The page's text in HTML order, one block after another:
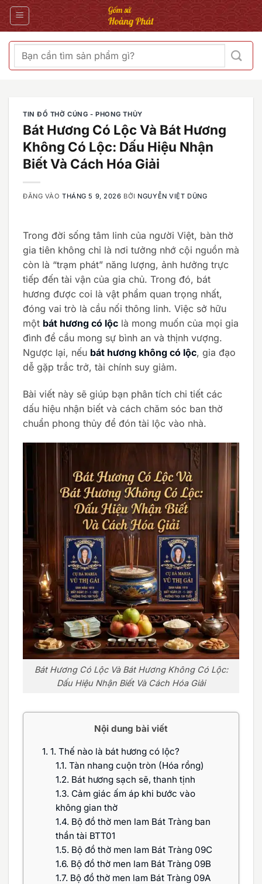
Bỏ
qua
Tìm
kiếm:
TIN ĐỒ THỜ CÚNG - PHONG THỦY
Bát Hương Có Lộc Và Bát Hương
Không Có Lộc: Dấu Hiệu Nhận
Biết Và Cách Hóa Giải
ĐĂNG VÀOTHÁNG 5 9, 2026 BỞI NGUYỄN VIỆT DŨNG
Trong đời sống tâm linh của người Việt, bàn thờ
gia tiên không chỉ là nơi tưởng nhớ cội nguồn mà
còn là “trạm phát” năng lượng, ảnh hưởng trực
tiếp đến tài vận của gia chủ. Trong đó, bát
hương được coi là vật phẩm quan trọng nhất,
đóng vai trò là cầu nối thông linh. Việc sở hữu
một bát hương có lộc là mong muốn của mọi gia
đình để cầu mong sự bình an và thịnh vượng.
Ngược lại, nếu bát hương không có lộc, gia đạo
dễ gặp trắc trở, tài chính suy giảm.
Bài viết này sẽ giúp bạn phân tích chi tiết các
dấu hiệu nhận biết và cách chăm sóc ban thờ
chuẩn phong thủy để đón tài lộc vào nhà.
Bát Hương Có Lộc Và Bát Hương Không Có Lộc:
Dấu Hiệu Nhận Biết Và Cách Hóa Giải
Nội dung bài viết
1. 1. Thế nào là bát hương có lộc?
1.1. Tàn nhang cuộn tròn (Hóa rồng)
1.2. Bát hương sạch sẽ, thanh tịnh
1.3. Cảm giác ấm áp khi bước vào
không gian thờ
1.4. Bộ đồ thờ men lam Bát Tràng ban
thần tài BTT01
1.5. Bộ đồ thờ men lam Bát Tràng 09C
1.6. Bộ đồ thờ men lam Bát Tràng 09B
1.7. Bộ đồ thờ men lam Bát Tràng 09A